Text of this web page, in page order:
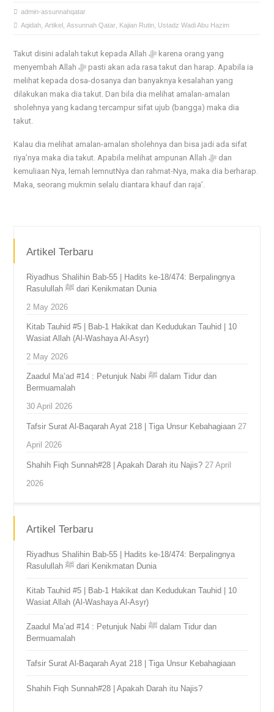
admin-assunnahqatar
Aqidah ,Artikel ,Assunnah Qatar Kajian Rutin Ustadz Wadi Abu Hazim
Takut disini adalah takut kepada Allah ﷻ karena orang yang
menyembah Allah ﷻ pasti akan ada rasa takut dan harap. Apabila ia
melihat kepada dosa-dosanya dan banyaknya kesalahan yang
dilakukan maka dia takut. Dan bila dia melihat amalan-amalan
sholehnya yang kadang tercampur sifat ujub (bangga) maka dia
takut.
Kalau dia melihat amalan-amalan sholehnya dan bisa jadi ada sifat
riya’nya maka dia takut. Apabila melihat ampunan Allah ﷻ dan
kemuliaan Nya, lemah lemnutNya dan rahmat-Nya, maka dia berharap.
Maka, seorang mukmin selalu diantara khauf dan raja’.
Artikel Terbaru
Riyadhus Shalihin Bab-55 | Hadits ke-18/474: Berpalingnya
Rasulullah ﷺ dari Kenikmatan Dunia
2 May 2026
Kitab Tauhid #5 | Bab-1 Hakikat dan Kedudukan Tauhid | 10
Wasiat Allah (Al-Washaya Al-Asyr)
2 May 2026
Zaadul Ma’ad #14 : Petunjuk Nabi ﷺ dalam Tidur dan
Bermuamalah
30 April 2026
Tafsir Surat Al-Baqarah Ayat 218 | Tiga Unsur Kebahagiaan 27
April 2026
Shahih Fiqh Sunnah#28 | Apakah Darah itu Najis? 27 April
2026
Artikel Terbaru
Riyadhus Shalihin Bab-55 | Hadits ke-18/474: Berpalingnya
Rasulullah ﷺ dari Kenikmatan Dunia
Kitab Tauhid #5 | Bab-1 Hakikat dan Kedudukan Tauhid | 10
Wasiat Allah (Al-Washaya Al-Asyr)
Zaadul Ma’ad #14 : Petunjuk Nabi ﷺ dalam Tidur dan
Bermuamalah
Tafsir Surat Al-Baqarah Ayat 218 | Tiga Unsur Kebahagiaan
Shahih Fiqh Sunnah#28 | Apakah Darah itu Najis?